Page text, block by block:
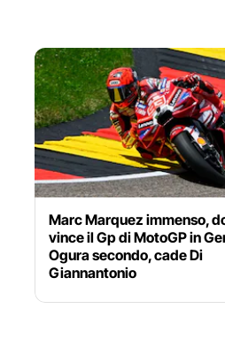
Marc Marquez immenso,
vince il Gp di MotoGP in
Ogura secondo, cade Di
Giannantonio